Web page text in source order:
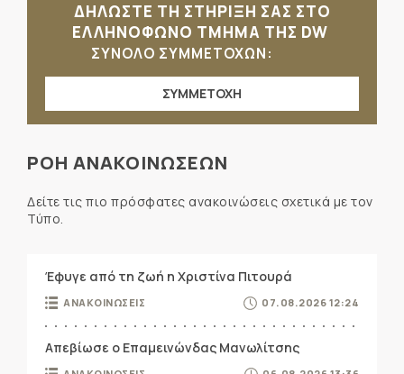
ΔΗΛΩΣΤΕ ΤΗ ΣΤΗΡΙΞΗ ΣΑΣ ΣΤΟ
ΕΛΛΗΝΟΦΩΝΟ ΤΜΗΜΑ ΤΗΣ DW
ΣΥΝΟΛΟ ΣΥΜΜΕΤΟΧΩΝ:
ΣΥΜΜΕΤΟΧΗ
ΡΟΗ ΑΝΑΚΟΙΝΩΣΕΩΝ
Δείτε τις πιο πρόσφατες ανακοινώσεις σχετικά με τον
Τύπο.
Έφυγε από τη ζωή η Χριστίνα Πιτουρά
ΑΝΑΚΟΙΝΩΣΕΙΣ 07.08.2026 12:24
Απεβίωσε ο Επαμεινώνδας Μανωλίτσης